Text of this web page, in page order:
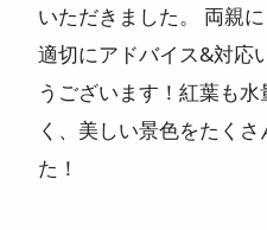
いただきました。 両親
適切にアドバイス&対応
うございます！紅葉も
く、美しい景色をたく
た！